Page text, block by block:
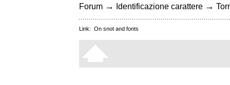
Forum → Identificazione carattere →
Link: On snot and fonts